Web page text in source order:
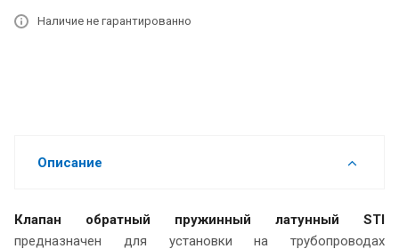
Наличие не гарантированно
Описание
Клапан обратный пружинный латунный STI
предназначен для установки на трубопроводах